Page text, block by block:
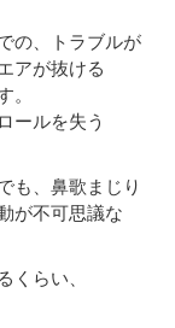
の、トラブルが
アが抜ける
。
ールを失う
も、鼻歌まじり
が不可思議な
くらい、